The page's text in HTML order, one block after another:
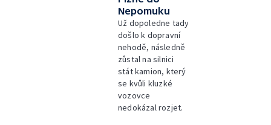
Nepomuku
Už dopoledne tady
došlo k dopravní
nehodě, následně
zůstal na silnici
stát kamion, který
se kvůli kluzké
vozovce
nedokázal rozjet.